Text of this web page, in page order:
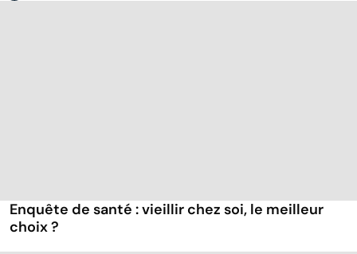
Enquête de santé : vieillir chez soi, le meilleur
choix ?